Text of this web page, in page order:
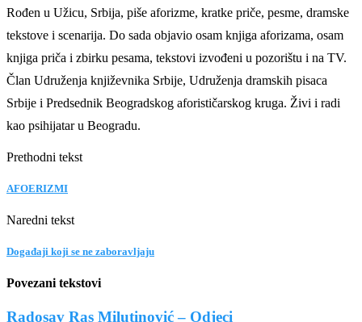
Rođen u Užicu, Srbija, piše aforizme, kratke priče, pesme, dramske
tekstove i scenarija. Do sada objavio osam knjiga aforizama, osam
knjiga priča i zbirku pesama, tekstovi izvođeni u pozorištu i na TV.
Član Udruženja književnika Srbije, Udruženja dramskih pisaca
Srbije i Predsednik Beogradskog aforističarskog kruga. Živi i radi
kao psihijatar u Beogradu.
Prethodni tekst
AFOERIZMI
Naredni tekst
Događaji koji se ne zaboravljaju
Povezani tekstovi
Radosav Ras Milutinović – Odjeci